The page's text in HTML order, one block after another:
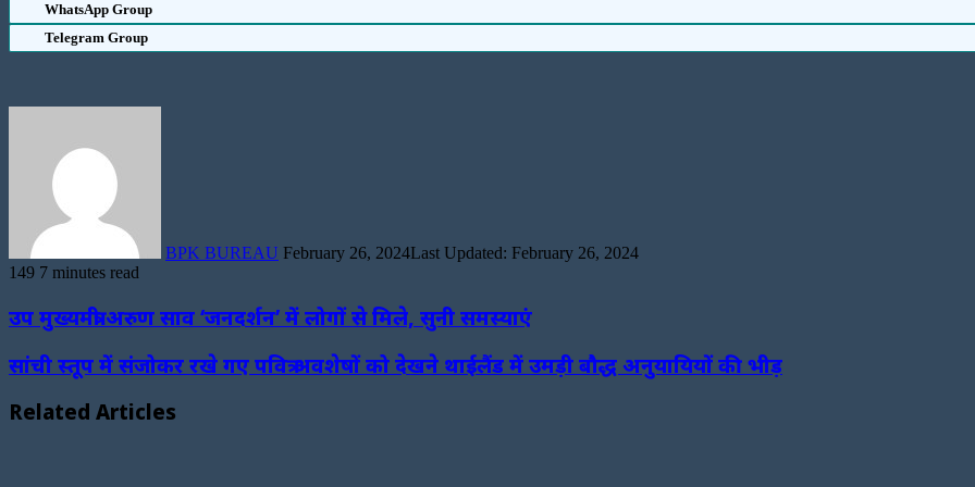
WhatsApp Group
Telegram Group
BPK BUREAU February 26, 2024Last Updated: February 26, 2024
149 7 minutes read
उप मुख्यमंत्री अरुण साव ‘जनदर्शन’ में लोगों से मिले, सुनी समस्याएं
सांची स्तूप में संजोकर रखे गए पवित्र अवशेषों को देखने थाईलैंड में उमड़ी बौद्ध अनुयायियों की भीड़
Related Articles